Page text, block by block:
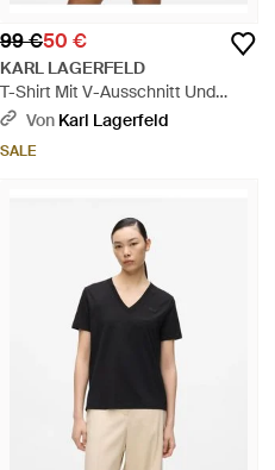
99 €50 €
KARL LAGERFELD
T-Shirt Mit V-Ausschnitt Und
Signature-Saum, Damen, Größe -
Von Karl Lagerfeld
SALE